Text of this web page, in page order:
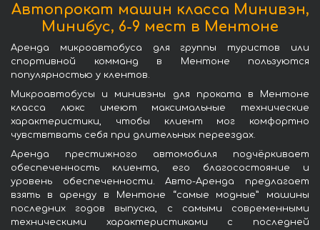
Автопрокат машин класса Минивэн,
Минибус, 6-9 мест в Ментоне
Аренда микроавтобуса для группы туристов или
спортивной комманд в Ментоне пользуются
популярностью у клентов.
Микроавтобусы и минивэны для проката в Ментоне
класса люкс имеют максимальные технические
характеристики, чтобы клиент мог комфортно
чувствтвать себя при длительных переездах.
Аренда престижного автомобиля подчёркивает
обеспеченность клиента, его благосостояние и
уровень обеспеченности. Авто-Аренда предлагает
взять в аренду в Ментоне “самые модные” машины
последних годов выпуска, с самыми современными
техническими характеристиками с последней